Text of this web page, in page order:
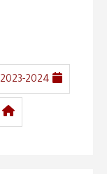
2023-2024